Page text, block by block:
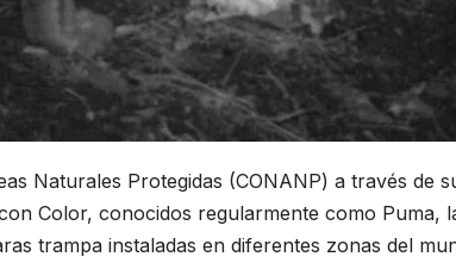
Naturales Protegidas (CONANP) a través de
Color, conocidos regularmente como Puma,
trampa instaladas en diferentes zonas del